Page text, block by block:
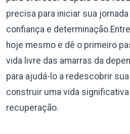
precisa para iniciar sua
confiança e
hoje mesmo e dê o primeiro
vida livre das amarras da
para ajudá-lo a redescobrir
construir uma vida
recuperação.